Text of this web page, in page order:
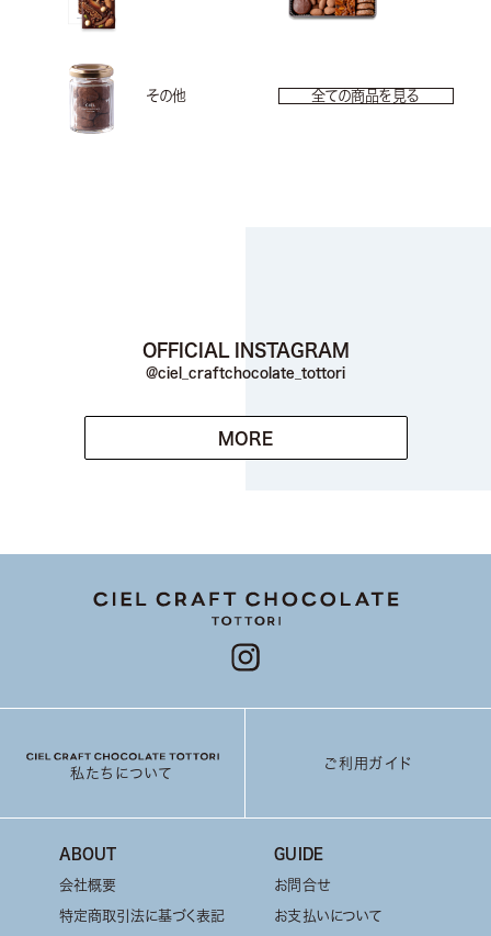
その他 全ての商品を見る
OFFICIAL INSTAGRAM
@ciel_craftchocolate_tottori
MORE
私たちについて
ご利用ガイド
ABOUT
会社概要
特定商取引法に基づく表記
GUIDE
お問合せ
お支払いについて